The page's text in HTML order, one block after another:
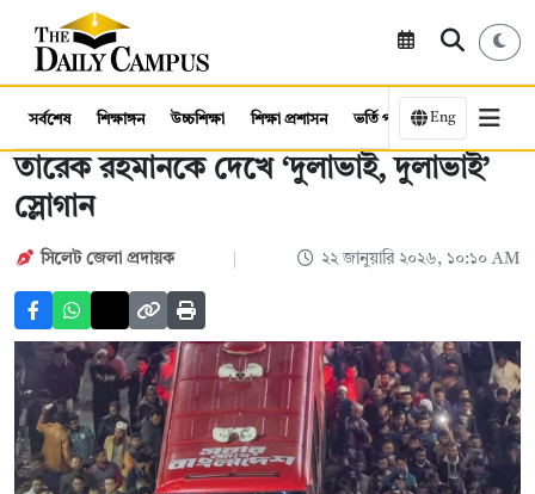
সর্বশেষ শিক্ষাঙ্গন উচ্চশিক্ষা শিক্ষা প্রশাসন ভর্তি পরীক্ষা কর্মসংস্থান
Eng
তারেক রহমানকে দেখে ‘দুলাভাই, দুলাভাই’
স্লোগান
সিলেট জেলা প্রদায়ক ২২ জানুয়ারি ২০২৬, ১০:১০ AM